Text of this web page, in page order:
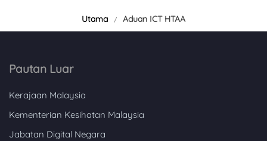
Utama Aduan ICT HTAA
Pautan Luar
Kerajaan Malaysia
Kementerian Kesihatan Malaysia
Jabatan Digital Negara